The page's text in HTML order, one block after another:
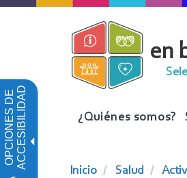
OPCIONES DEACCESIBILIDAD
Pasar
en
Menu
¿Quiénes somos?
Inicio Salud